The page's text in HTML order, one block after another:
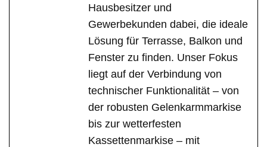
Hausbesitzer und
Gewerbekunden dabei, die ideale
Lösung für Terrasse, Balkon und
Fenster zu finden. Unser Fokus
liegt auf der Verbindung von
technischer Funktionalität – von
der robusten Gelenkarmmarkise
bis zur wetterfesten
Kassettenmarkise – mit